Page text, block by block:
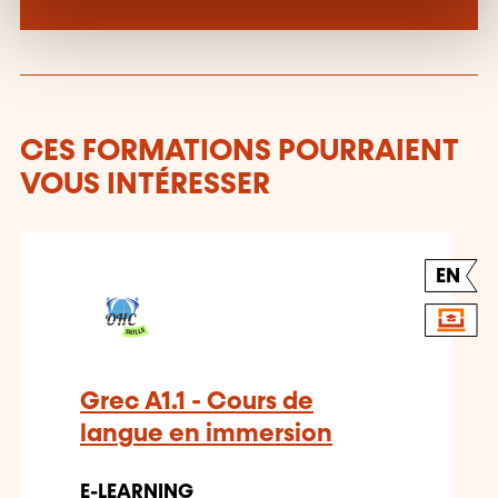
CES FORMATIONS POURRAIENT
VOUS INTÉRESSER
EN
Grec A1.1 - Cours de
langue en immersion
E-LEARNING